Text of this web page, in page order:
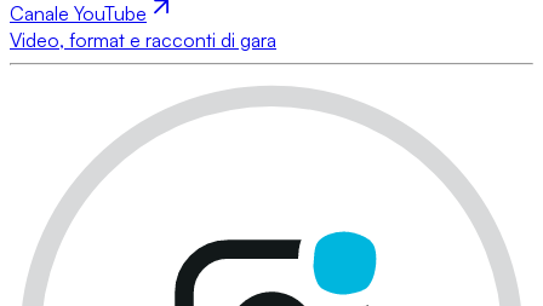
Canale YouTube
Video, format e racconti di gara